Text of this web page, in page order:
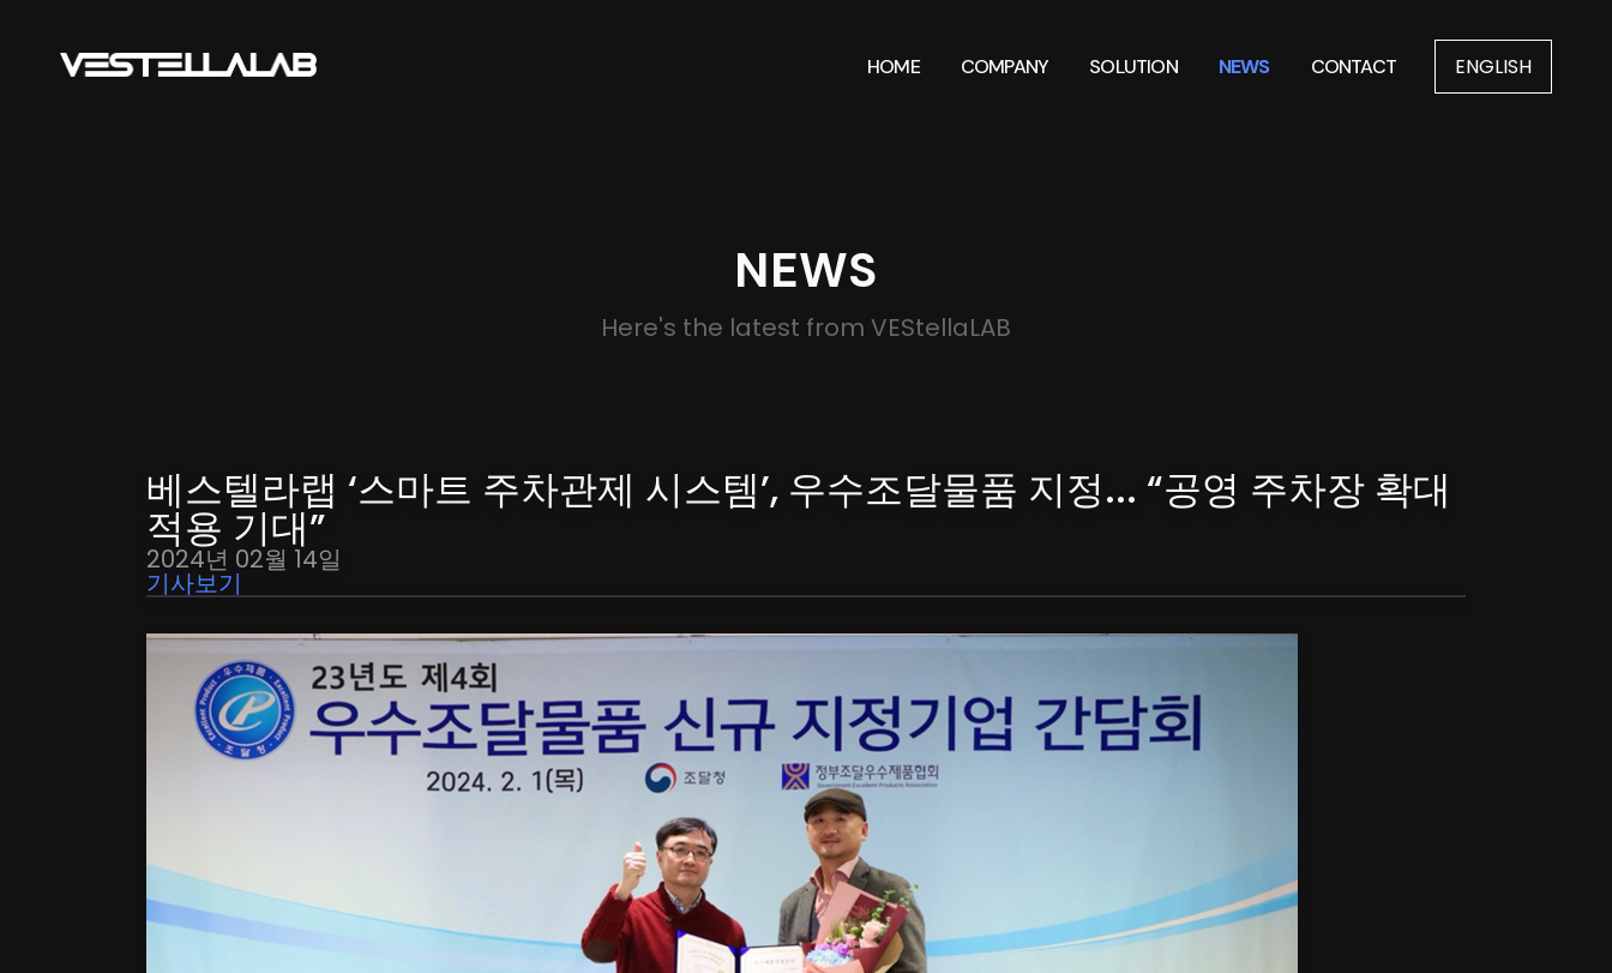
HOME COMPANY SOLUTION NEWS CONTACT ENGLISH
NEWS
Here's the latest from VEStellaLAB
베스텔라랩 ‘스마트 주차관제 시스템’, 우수조달물품 지정... “공영 주차장 확대
적용 기대”
2024년 02월 14일
기사보기